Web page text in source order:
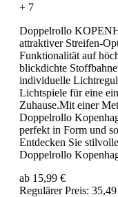
+ 7
Doppelrollo
attraktiver Streifen-
Funktionalität auf
blickdichte
individuelle
Lichtspiele für eine
Zuhause.Mit einer
Doppelrollo
perfekt in Form und
Entdecken Sie
Doppelrollo
ab 15,99 €
Regulärer Preis: